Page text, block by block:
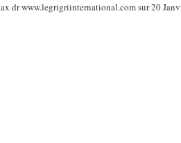
dr www.legrigriinternational.com sur 20